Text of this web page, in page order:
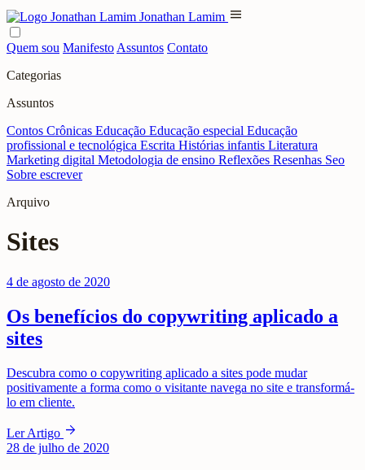
Jonathan Lamim menu
Quem sou Manifesto Assuntos Contato
Categorias
Assuntos
Contos Crônicas Educação Educação especial Educação
profissional e tecnológica Escrita Histórias infantis Literatura
Marketing digital Metodologia de ensino Reflexões Resenhas Seo
Sobre escrever
Arquivo
Sites
4 de agosto de 2020
Os benefícios do copywriting aplicado a
sites
Descubra como o copywriting aplicado a sites pode mudar
positivamente a forma como o visitante navega no site e transformá-
lo em cliente.
Ler Artigo arrow_forward
28 de julho de 2020